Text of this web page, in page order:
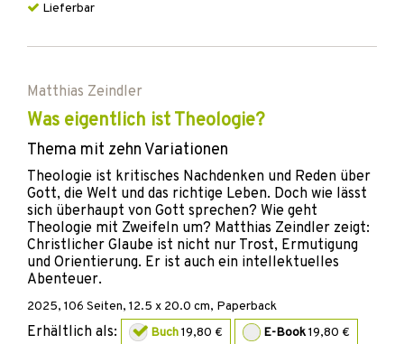
Lieferbar
Matthias Zeindler
Was eigentlich ist Theologie?
Thema mit zehn Variationen
Theologie ist kritisches Nachdenken und Reden über
Gott, die Welt und das richtige Leben. Doch wie lässt
sich überhaupt von Gott sprechen? Wie geht
Theologie mit Zweifeln um? Matthias Zeindler zeigt:
Christlicher Glaube ist nicht nur Trost, Ermutigung
und Orientierung. Er ist auch ein intellektuelles
Abenteuer.
2025, 106 Seiten, 12.5 x 20.0 cm, Paperback
Erhältlich als: Buch19,80 € E-Book19,80 €